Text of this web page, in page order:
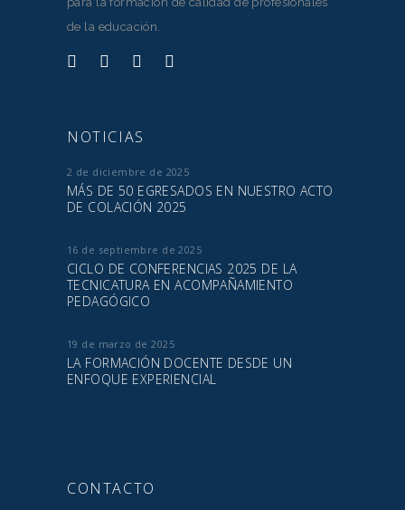
de la educación.
NOTICIAS
2 de diciembre de 2025
MÁS DE 50 EGRESADOS EN NUESTRO ACTO
DE COLACIÓN 2025
16 de septiembre de 2025
CICLO DE CONFERENCIAS 2025 DE LA
TECNICATURA EN ACOMPAÑAMIENTO
PEDAGÓGICO
19 de marzo de 2025
LA FORMACIÓN DOCENTE DESDE UN
ENFOQUE EXPERIENCIAL
CONTACTO